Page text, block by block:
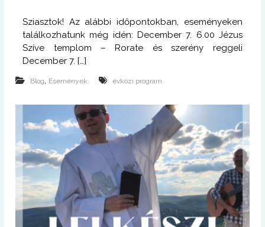
Sziasztok! Az alábbi időpontokban, eseményeken
találkozhatunk még idén: December 7. 6.00 Jézus
Szíve templom – Rorate és szerény reggeli
December 7. […]
Blog Események évközi program